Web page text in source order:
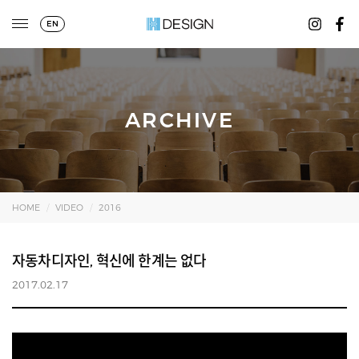
EN
ARCHIVE
HOME VIDEO 2016
자동차디자인, 혁신에 한계는 없다
2017.02.17